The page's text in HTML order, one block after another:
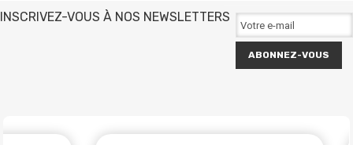
INSCRIVEZ-VOUS À NOS NEWSLETTERS
ABONNEZ-VOUS